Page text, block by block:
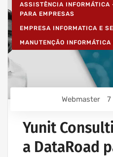
ASSISTÊNCIA INFORMÁTICA
PARA EMPRESAS
EMPRESA INFORMATICA E
MANUTENÇÃO INFORMÁTICA
Webmaster 7
Yunit
a DataRoad